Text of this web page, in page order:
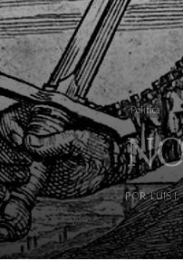
Política
POR LUIS I.